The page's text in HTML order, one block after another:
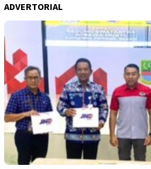
ADVERTORIAL